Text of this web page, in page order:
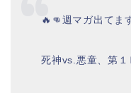
🔥👊週マガ出てま
死神vs.悪童、第１